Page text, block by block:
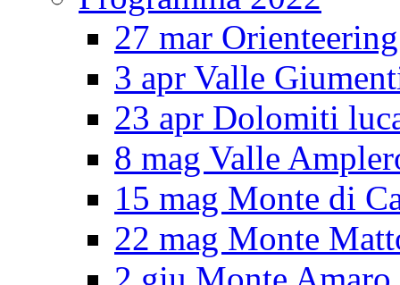
27 mar Orienteering
3 apr Valle
23 apr Dolomiti
8 mag Valle
15 mag Monte di
22 mag Monte